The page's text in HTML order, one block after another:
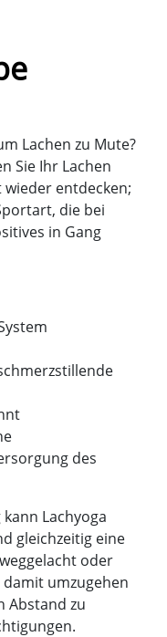
Lachen zu Mute?
Sie Ihr Lachen
entdecken;
die bei
in Gang
des
Lachyoga
gleichzeitig eine
oder
umzugehen
Abstand zu